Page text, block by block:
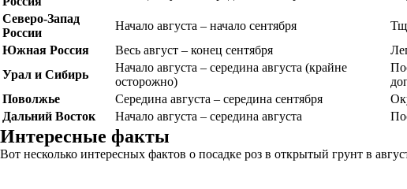
Северо-Запад
России
Начало августа – начало сентября
Южная Россия
Весь август – конец сентября
Урал и Сибирь
Начало августа – середина августа (крайне
осторожно)
Поволжье
Середина августа – середина сентября
Дальний Восток
Начало августа – середина августа
Интересные факты
Вот несколько интересных фактов о посадке роз в открытый грунт в